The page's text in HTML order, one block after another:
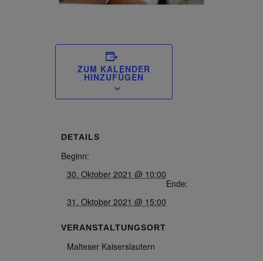
ZUM KALENDER
HINZUFÜGEN
DETAILS
Beginn:
30. Oktober 2021 @ 10:00
Ende:
31. Oktober 2021 @ 15:00
VERANSTALTUNGSORT
Malteser Kaiserslautern